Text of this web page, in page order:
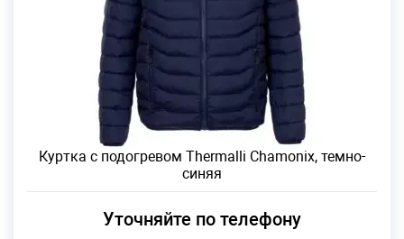
Куртка с подогревом Thermalli Chamonix, темно-
синяя
Уточняйте по телефону